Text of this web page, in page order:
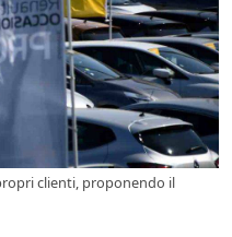
clienti, proponendo il